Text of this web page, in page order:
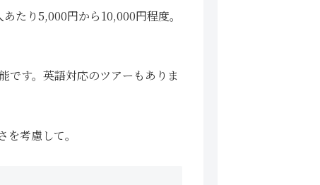
たり5,000円から10,000円程度。
です。英語対応のツアーもありま
考慮して。